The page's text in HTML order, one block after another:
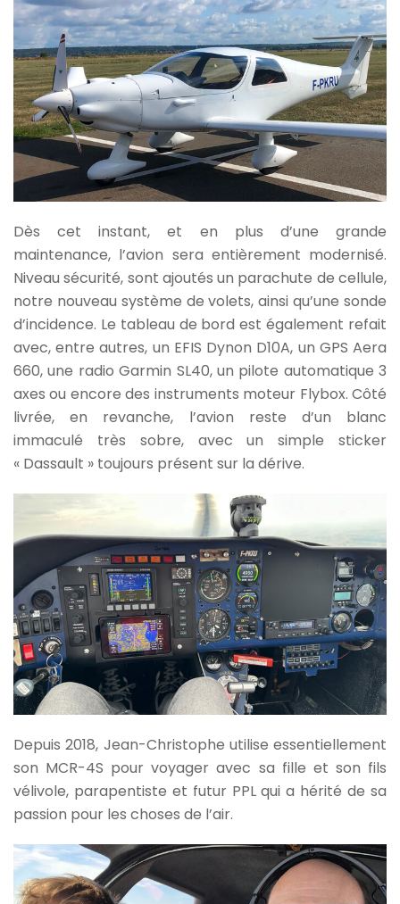
Dès cet instant, et en plus d’une grande
maintenance, l’avion sera entièrement modernisé.
Niveau sécurité, sont ajoutés un parachute de cellule,
notre nouveau système de volets, ainsi qu’une sonde
d’incidence. Le tableau de bord est également refait
avec, entre autres, un EFIS Dynon D10A, un GPS Aera
660, une radio Garmin SL40, un pilote automatique 3
axes ou encore des instruments moteur Flybox. Côté
livrée, en revanche, l’avion reste d’un blanc
immaculé très sobre, avec un simple sticker
« Dassault » toujours présent sur la dérive.
Depuis 2018, Jean-Christophe utilise essentiellement
son MCR-4S pour voyager avec sa fille et son fils
vélivole, parapentiste et futur PPL qui a hérité de sa
passion pour les choses de l’air.